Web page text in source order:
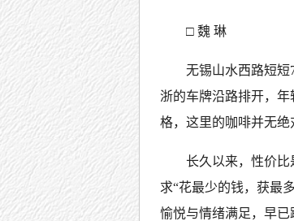
□ 魏 琳
无锡山水西路短短
浙的车牌沿路排开，
格，这里的咖啡并无绝
长久以来，性价
求“花最少的钱，获最
愉悦与情绪满足，早